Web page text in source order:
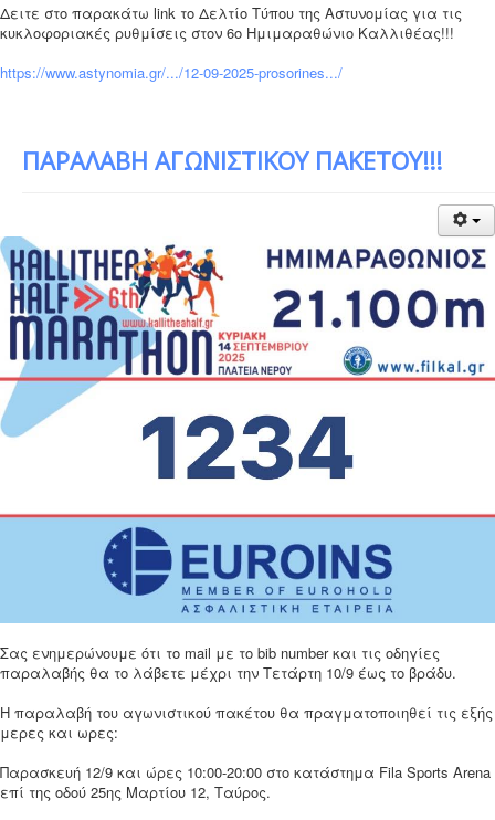
Δειτε στο παρακάτω link το Δελτίο Τύπου της Αστυνομίας για τις
κυκλοφοριακές ρυθμίσεις στον 6ο Ημιμαραθώνιο Καλλιθέας!!!
https://www.astynomia.gr/.../12-09-2025-prosorines.../
ΠΑΡΑΛΑΒΗ ΑΓΩΝΙΣΤΙΚΟΥ ΠΑΚΕΤΟΥ!!!
Σας ενημερώνουμε ότι το mail με το bib number και τις οδηγίες
παραλαβής θα το λάβετε μέχρι την Τετάρτη 10/9 έως το βράδυ.
Η παραλαβή του αγωνιστικού πακέτου θα πραγματοποιηθεί τις εξής
μερες και ωρες:
Παρασκευή 12/9 και ώρες 10:00-20:00 στο κατάστημα Fila Sports Arena
επί της οδού 25ης Μαρτίου 12, Ταύρος.